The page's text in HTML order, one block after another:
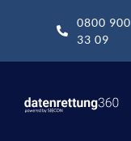
0800 900
33 09